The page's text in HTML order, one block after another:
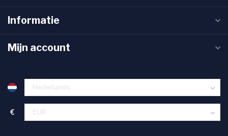
Informatie
Mijn account
€